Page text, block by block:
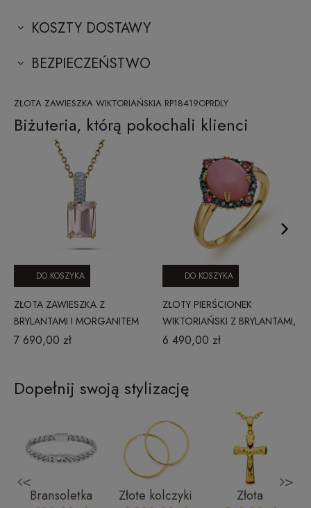
KOSZTY DOSTAWY
BEZPIECZEŃSTWO
ZŁOTA ZAWIESZKA WIKTORIAŃSKIA RP18419OPRDLY
Biżuteria, którą pokochali klienci
ZŁOTA ZAWIESZKA Z
BRYLANTAMI I MORGANITEM
PP60403MORY
7 690,00 zł
DO KOSZYKA
ZŁOTY PIERŚCIONEK
WIKTORIAŃSKI Z BRYLANTAMI,
OPALEM I RODOLITEM
6 490,00 zł
DO KOSZYKA
Dopełnij swoją stylizację
<
Bransoletka
Złote kolczyki
Złota
>